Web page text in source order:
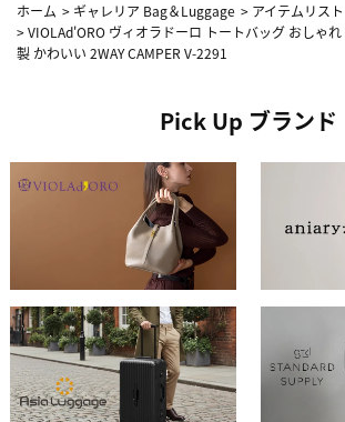
ホーム > ギャレリア Bag＆Luggage > アイテムリスト
>VIOLAd'ORO ヴィオラドーロ トートバッグ おしゃ
製 かわいい 2WAY CAMPER V-2291
Pick Up ブランド